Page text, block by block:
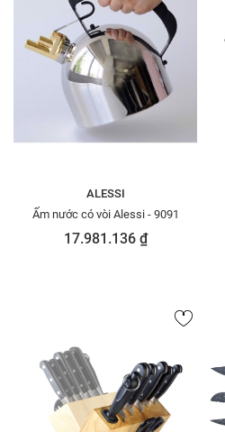
ALESSI
Ấm nước có vòi Alessi - 9091
17.981.136 ₫